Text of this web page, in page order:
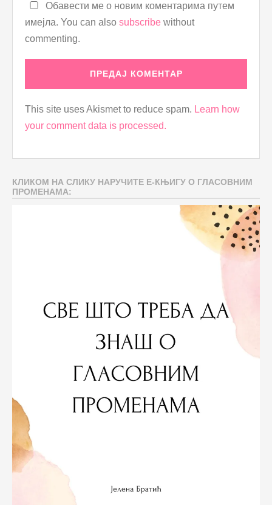
Обавести ме о новим коментарима путем
имејла. You can also subscribe without
commenting.
This site uses Akismet to reduce spam. Learn how
your comment data is processed.
КЛИКОМ НА СЛИКУ НАРУЧИТЕ Е-КЊИГУ О ГЛАСОВНИМ
ПРОМЕНАМА: